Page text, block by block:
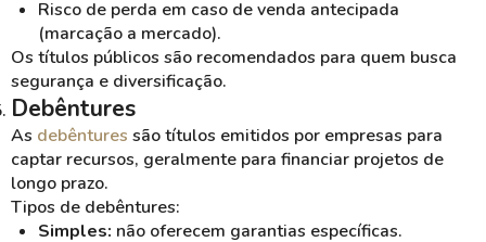
Risco de perda em caso de venda antecipada
(marcação a mercado).
Os títulos públicos são recomendados para quem busca
segurança e diversificação.
Debêntures
As debêntures são títulos emitidos por empresas para
captar recursos, geralmente para financiar projetos de
longo prazo.
Tipos de debêntures:
Simples: não oferecem garantias específicas.